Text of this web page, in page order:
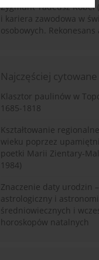
Zygmunt Tadeusz Robel
i kariera zawodowa w
osobowych.
Najczęściej cytowane
Klasztor paulinów w
1685-1818
Kształtowanie
wieku poprzez
poetki Marii Zientary-
1984)
Znaczenie daty urodzin
astrologiczny i
średniowiecznych i
horoskopów natalnych